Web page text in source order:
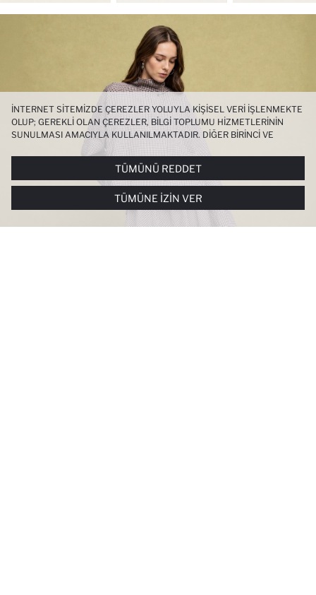
İNTERNET SITEMIZDE ÇEREZLER YOLUYLA KIŞISEL VERI IŞLENMEKTE
OLUP; GEREKLI OLAN ÇEREZLER, BILGI TOPLUMU HIZMETLERININ
SUNULMASI AMACIYLA KULLANILMAKTADIR. DIĞER BIRINCI VE
ÜÇÜNCÜ TARAF ÇEREZLER ISE SIZE DAHA IYI BIR ALIŞVERIŞ
DENEYIMI SUNULABILMESI, SITEMIZIN DAHA IŞLEVSEL KILINMASI VE
KIŞISELLEŞTIRMESI VE AÇIK RIZA VERMENIZ HALINDE, SIZLERE
YÖNELIK PAZARLAMA FAALIYETLERININ YAPILMASI AMAÇLARIYLA
SINIRLI OLARAK KULLANILACAKTIR. ÇEREZLERE DAIR TERCIHLERINIZI
ÇEREZ TERCIHLERIPANELI ARACILIĞIYLA HER ZAMAN YÖNETEBILIR,
ÇEREZLERLE ILGILI DAHA DETAYLI BILGIYE ÇEREZ AYDINLATMA
TÜMÜNÜ REDDET
TÜMÜNE İZIN VER